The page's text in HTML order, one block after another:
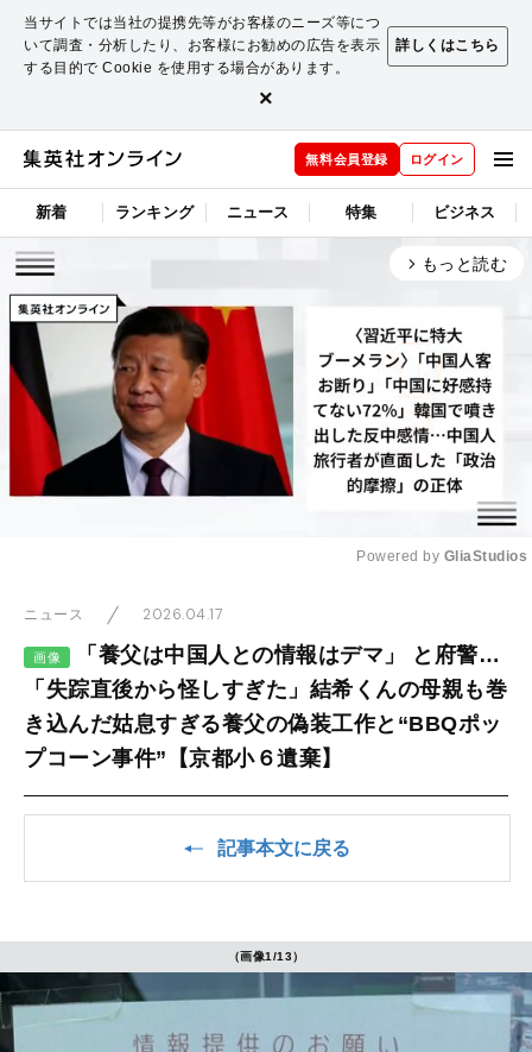
当サイトでは当社の提携先等がお客様のニーズ等につ
いて調査・分析したり、お客様にお勧めの広告を表示
する目的で Cookie を使用する場合があります。
詳しくはこちら
×
無料会員登録 ログイン
新着 ランキング ニュース 特集 ビジネス
arrow_forward_ios もっと読む
Powered by GliaStudios
ニュース 2026.04.17
画像
「養父は中国人との情報はデマ」 と府警…
「失踪直後から怪しすぎた」結希くんの母親も巻
き込んだ姑息すぎる養父の偽装工作と“BBQポッ
プコーン事件”【京都小６遺棄】
記事本文に戻る
（画像1/13）